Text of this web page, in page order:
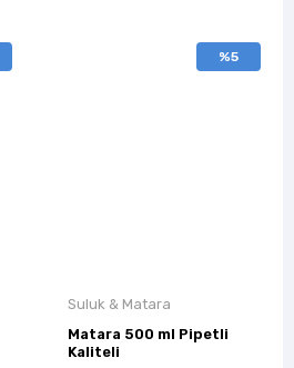
%5
Suluk & Matara
Matara 500 ml Pipetli
Kaliteli